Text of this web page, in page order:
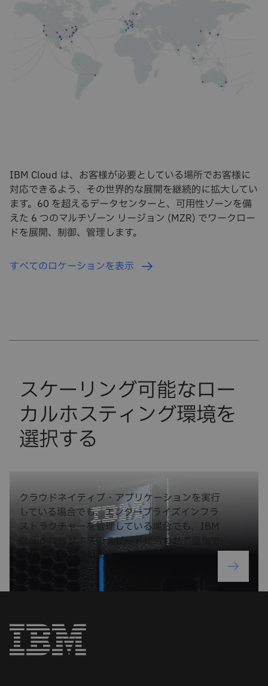
IBM Cloud は、お客様が必要としている場所でお客様に
対応できるよう、その世界的な展開を継続的に拡大してい
ます。60 を超えるデータセンターと、可用性ゾーンを備
えた 6 つのマルチゾーン リージョン (MZR) でワークロー
ドを展開、制御、管理します。
すべてのロケーションを表示
スケーリング可能なロー
カルホスティング環境を
選択する
クラウドネイティブ・アプリケーションを実行
している場合でも、エンタープライズインフラ
ストラクチャーを管理している場合でも、IBM
Cloud はビジネスのスピードに合わせて変化で
きる環境を提供します